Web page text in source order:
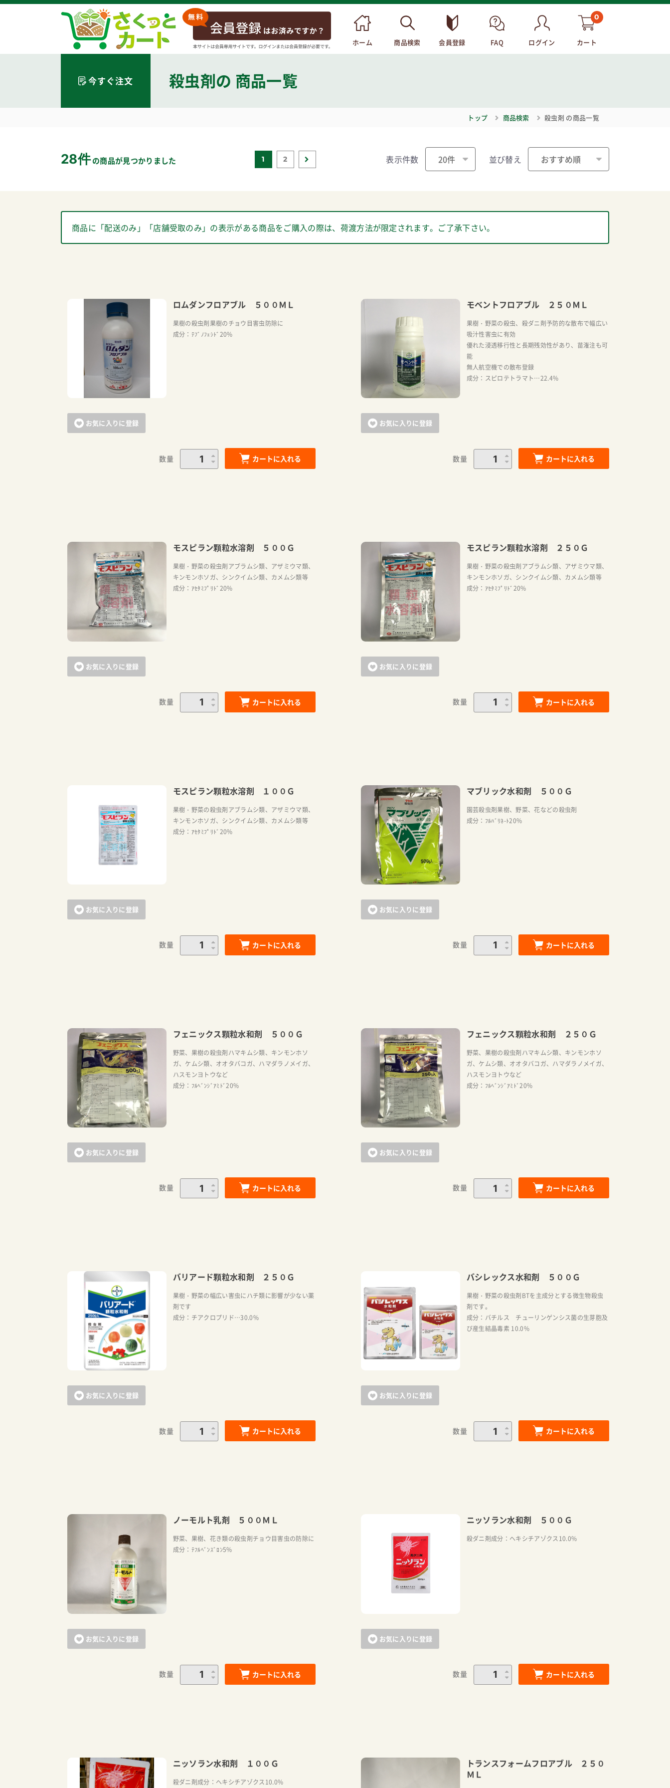
ホーム 商品検索 会員登録 FAQ ログイン
0
カート
今すぐ注文 殺虫剤の 商品一覧
トップ 商品検索 殺虫剤 の商品一覧
28件の商品が見つかりました 1 2 表示件数 並び替え
商品に「配送のみ」「店舗受取のみ」の表示がある商品をご購入の際は、荷渡方法が限定されます。ご了承下さい。
お気に入りに登録
ロムダンフロアブル ５００ＭＬ
果樹の殺虫剤果樹のチョウ目害虫防除に
成分：ﾃﾌﾞﾉﾌｪｼﾄﾞ20%
数量 カートに入れる
お気に入りに登録
モベントフロアブル ２５０ＭＬ
果樹・野菜の殺虫、殺ダニ剤予防的な散布で幅広い
吸汁性害虫に有効
優れた浸透移行性と長期残効性があり、苗潅注も可
能
無人航空機での散布登録
成分：スピロテトラマト…22.4%
数量 カートに入れる
お気に入りに登録
モスピラン顆粒水溶剤 ５００Ｇ
果樹・野菜の殺虫剤アブラムシ類、アザミウマ類、
キンモンホソガ、シンクイムシ類、カメムシ類等
成分：ｱｾﾀﾐﾌﾟﾘﾄﾞ20%
数量 カートに入れる
お気に入りに登録
モスピラン顆粒水溶剤 ２５０Ｇ
果樹・野菜の殺虫剤アブラムシ類、アザミウマ類、
キンモンホソガ、シンクイムシ類、カメムシ類等
成分：ｱｾﾀﾐﾌﾟﾘﾄﾞ20%
数量 カートに入れる
お気に入りに登録
モスピラン顆粒水溶剤 １００Ｇ
果樹・野菜の殺虫剤アブラムシ類、アザミウマ類、
キンモンホソガ、シンクイムシ類、カメムシ類等
成分：ｱｾﾀﾐﾌﾟﾘﾄﾞ20%
数量 カートに入れる
お気に入りに登録
マブリック水和剤 ５００Ｇ
園芸殺虫剤果樹、野菜、花などの殺虫剤
成分：ﾌﾙﾊﾞﾘﾈ-ﾄ20%
数量 カートに入れる
お気に入りに登録
フェニックス顆粒水和剤 ５００Ｇ
野菜、果樹の殺虫剤ハマキムシ類、キンモンホソ
ガ、ケムシ類、オオタバコガ、ハマダラノメイガ、
ハスモンヨトウなど
成分：ﾌﾙﾍﾞﾝｼﾞｱﾐﾄﾞ20%
数量 カートに入れる
お気に入りに登録
フェニックス顆粒水和剤 ２５０Ｇ
野菜、果樹の殺虫剤ハマキムシ類、キンモンホソ
ガ、ケムシ類、オオタバコガ、ハマダラノメイガ、
ハスモンヨトウなど
成分：ﾌﾙﾍﾞﾝｼﾞｱﾐﾄﾞ20%
数量 カートに入れる
お気に入りに登録
バリアード顆粒水和剤 ２５０Ｇ
果樹・野菜の幅広い害虫にハチ類に影響が少ない薬
剤です
成分：チアクロプリド…30.0%
数量 カートに入れる
お気に入りに登録
バシレックス水和剤 ５００Ｇ
果樹・野菜の殺虫剤BTを主成分とする微生物殺虫
剤です。
成分：バチルス チューリンゲンシス菌の生芽胞及
び産生結晶毒素 10.0%
数量 カートに入れる
お気に入りに登録
ノーモルト乳剤 ５００ＭＬ
野菜、果樹、花き類の殺虫剤チョウ目害虫の防除に
成分：ﾃﾌﾙﾍﾞﾝｽﾞﾛﾝ5%
数量 カートに入れる
お気に入りに登録
ニッソラン水和剤 ５００Ｇ
殺ダニ剤成分：ヘキシチアゾクス10.0%
数量 カートに入れる
ニッソラン水和剤 １００Ｇ
殺ダニ剤成分：ヘキシチアゾクス10.0%
トランスフォームフロアブル ２５０
ＭＬ
カートに追加しました。
カートへ進む